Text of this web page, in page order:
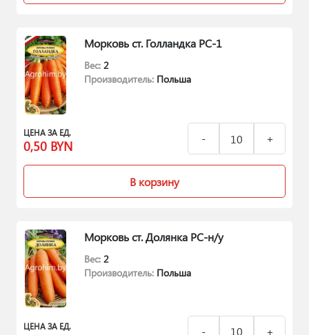
Морковь ст. Голландка РС-1
Вес: 2
Производитель: Польша
ЦЕНА ЗА ЕД.
0,50 BYN
В корзину
Морковь ст. Долянка РС-н/у
Вес: 2
Производитель: Польша
ЦЕНА ЗА ЕД.